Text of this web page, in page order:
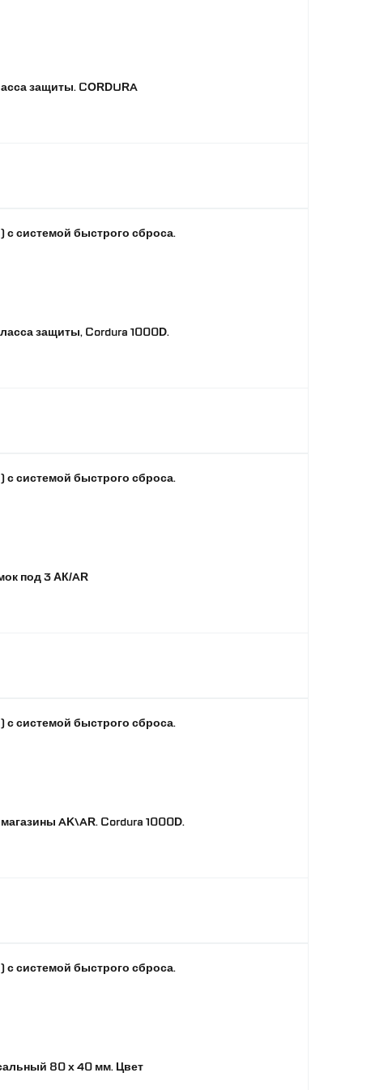
защиты. CORDURA
с системой быстрого сброса.
защиты, Cordura 1000D.
с системой быстрого сброса.
под 3 АК/AR
с системой быстрого сброса.
AK\AR. Cordura 1000D.
с системой быстрого сброса.
80 х 40 мм. Цвет